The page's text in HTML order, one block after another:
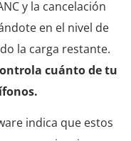
y la cancelación
en el nivel de
la carga restante.
cuánto de tu
indica que estos